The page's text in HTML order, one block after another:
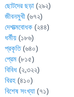
ছোটদের ছড়া (২৯২)
জীবনমুখী (৬৭২)
দেশাত্মবোধক (২৪৪)
ধর্মীয় (১৮৬)
প্রকৃতি(৬৪০)
প্রেম (৮১৫)
বিবিধ (২,৩২২)
বিরহ (৪১০)
বিশেষ সংখ্যা (৭১)